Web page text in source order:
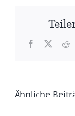
Facebook
X
Ähnliche